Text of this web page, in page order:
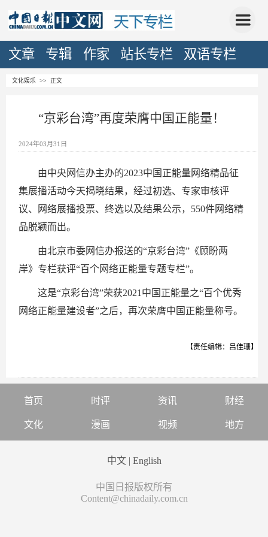
文章 专辑 作家 站长专栏 双语专栏
文化娱乐 >> 正文
“京彩台湾”再度荣膺中国正能量！
2024年03月31日
由中央网信办主办的2023中国正能量网络精品征
集展播活动今天揭晓结果，经过初选、专家审核评
议、网络展播投票、终选以及结果公示，550件网络精
品脱颖而出。
由北京市委网信办报送的“京彩台湾”《顾盼两
岸》专栏获评“百个网络正能量专题专栏”。
这是“京彩台湾”荣获2021中国正能量之“百个优秀
网络正能量建设者”之后，再次荣膺中国正能量称号。
【责任编辑：吕佳珊】
首页 时评 资讯 财经
文化 漫画 视频 地方
中文| English
中国日报版权所有
Content@chinadaily.com.cn